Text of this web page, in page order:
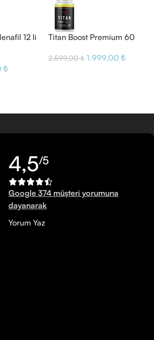
12 li
₺
Titan Boost Premium 60
2.599,00₺ 1.999,00 ₺
4,5/5
Google 374 müşteri yorumuna
dayanarak
Yorum Yaz